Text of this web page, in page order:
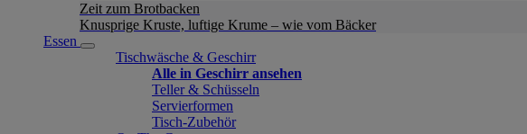
Zeit zum Brotbacken
Knusprige Kruste, luftige Krume – wie vom Bäcker
Essen
Tischwäsche & Geschirr
Alle in Geschirr ansehen
Teller & Schüsseln
Servierformen
Tisch-Zubehör